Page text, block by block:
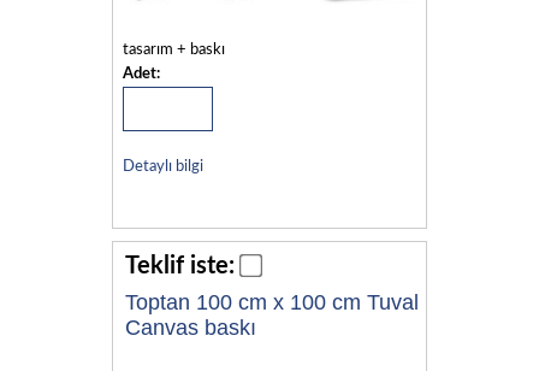
tasarım + baskı
Adet:
Detaylı bilgi
Teklif iste:
Toptan 100 cm x 100 cm Tuval
Canvas baskı